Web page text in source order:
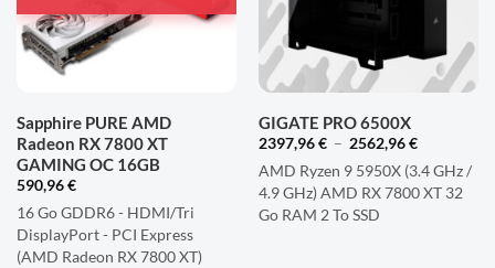
Sapphire PURE AMD
Radeon RX 7800 XT
GAMING OC 16GB
590,96€
16 Go GDDR6 - HDMI/Tri
DisplayPort - PCI Express
(AMD Radeon RX 7800 XT)
GIGATE PRO 6500X
2397,96€ – 2562,96€Plage
prix :
2397,96 €
à
AMD Ryzen 9 5950X (3.4 GHz /
4.9 GHz) AMD RX 7800 XT 32
Go RAM 2 To SSD